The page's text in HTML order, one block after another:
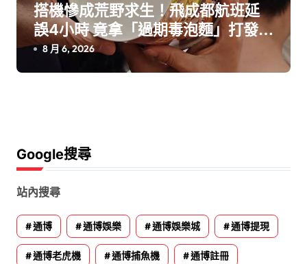
搭機慘成荒野求生！飛成都航班延
誤4小時 竟拿「過期毒泡麵」打發乘
客爆火大開轟！
8 月 6, 2026
Google搜尋
站內搜尋
通博 通博娛樂 通博娛樂城 通博提現
通博老虎機 通博捕魚機 通博註冊